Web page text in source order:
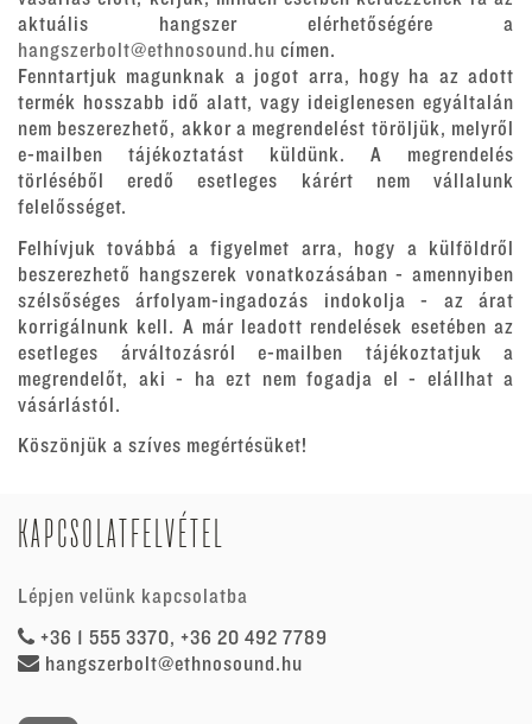
aktuális hangszer elérhetőségére a
hangszerbolt@ethnosound.hu címen.
Fenntartjuk magunknak a jogot arra, hogy ha az adott
termék hosszabb idő alatt, vagy ideiglenesen egyáltalán
nem beszerezhető, akkor a megrendelést töröljük, melyről
e-mailben tájékoztatást küldünk. A megrendelés
törléséből eredő esetleges kárért nem vállalunk
felelősséget.
Felhívjuk továbbá a figyelmet arra, hogy a külföldről
beszerezhető hangszerek vonatkozásában - amennyiben
szélsőséges árfolyam-ingadozás indokolja - az árat
korrigálnunk kell. A már leadott rendelések esetében az
esetleges árváltozásról e-mailben tájékoztatjuk a
megrendelőt, aki - ha ezt nem fogadja el - elállhat a
vásárlástól.
Köszönjük a szíves megértésüket!
KAPCSOLATFELVÉTEL
Lépjen velünk kapcsolatba
+36 1 555 3370, +36 20 492 7789
hangszerbolt@ethnosound.hu